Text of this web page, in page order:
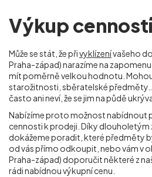
Výkup cenností
Může se stát, že přivyklízenívašeho
Praha-západ) narazíme na
mít poměrně velkou hodnotu.
starožitnosti, sběratelské
často ani neví, že se jim na půdě
Nabízíme proto možnost nabídnout
cennosti k prodeji. Díky dlouholetým
dokážeme poradit, které předměty
od vás přímo odkoupit, nebo vám v
Praha-západ) doporučit některé z
rádi nabídnou výkupní cenu.